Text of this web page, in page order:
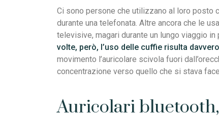
Ci sono persone che utilizzano al loro posto
durante una telefonata. Altre ancora che le
televisive, magari durante un lungo viaggio in
volte, però, l’uso delle cuffie risulta
movimento l’auricolare scivola fuori
concentrazione verso quello che si stava
Auricolari